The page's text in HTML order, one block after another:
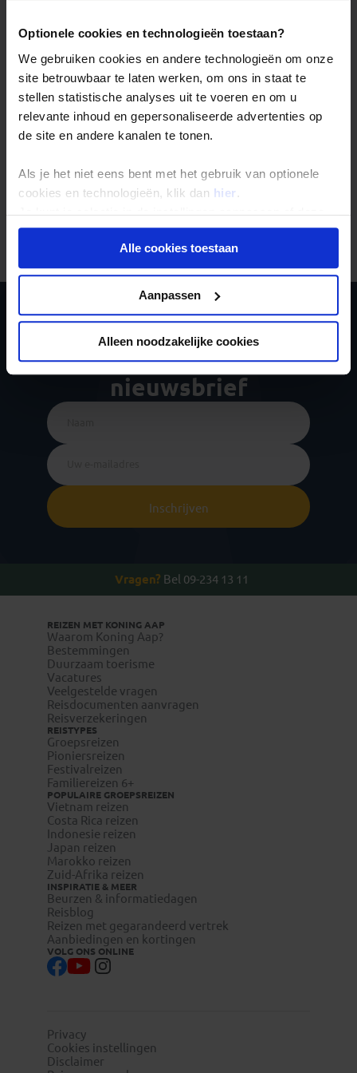
Optionele cookies en technologieën toestaan?
We gebruiken cookies en andere technologieën om onze
site betrouwbaar te laten werken, om ons in staat te
stellen statistische analyses uit te voeren en om u
relevante inhoud en gepersonaliseerde advertenties op
de site en andere kanalen te tonen.
Als je het niet eens bent met het gebruik van optionele
cookies en technologieën, klik dan hier .
Je kunt je selectie in de instellingen aanpassen of deze
onder aan de pagina op elk gewenst moment voor de
toekomst wijzigen.Alle cookies toestaan
Aanpassen
Alleen noodzakelijke cookies
Februari
30 5 20
-
Maart
29 5 19
-
April
27 6 19
-
Mei
23 8 15
-
Juni
24 9 13
-
Juli
26 9 11
-
September
6
November 30 6 18
-
6 21 -
Ja, ik meld me aan
voor de wekelijkse
nieuwsbrief
Inschrijven
Vragen? Bel 09-234 13 11
REIZEN MET KONING AAP
Waarom Koning Aap?
Bestemmingen
Duurzaam toerisme
Vacatures
Veelgestelde vragen
Reisdocumenten aanvragen
Reisverzekeringen
REISTYPES
Groepsreizen
Pioniersreizen
Festivalreizen
Familiereizen 6+
POPULAIRE GROEPSREIZEN
Vietnam reizen
Costa Rica reizen
Indonesie reizen
Japan reizen
Marokko reizen
Zuid-Afrika reizen
INSPIRATIE & MEER
Beurzen & informatiedagen
Reisblog
Reizen met gegarandeerd vertrek
Aanbiedingen en kortingen
VOLG ONS ONLINE
Privacy
Cookies instellingen
Disclaimer